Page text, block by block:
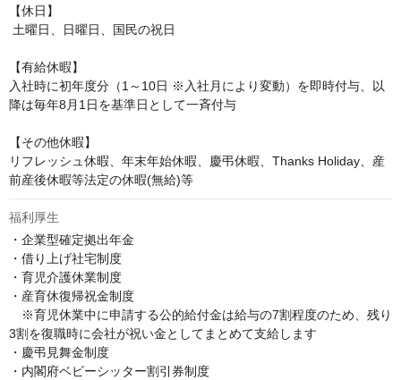
【休日】
【有給休暇】
入社時に初年度分（1～10日 ※入社月により変動）を即時付与、以
降は毎年8月1日を基準日として一斉付与
【その他休暇】
リフレッシュ休暇、年末年始休暇、慶弔休暇、Thanks Holiday、産
前産後休暇等法定の休暇(無給)等
福利厚生
・企業型確定拠出年金
・借り上げ社宅制度
・育児介護休業制度
・産育休復帰祝金制度
※育児休業中に申請する公的給付金は給与の7割程度のため、残り
3割を復職時に会社が祝い金としてまとめて支給します
・慶弔見舞金制度
・内閣府ベビーシッター割引券制度